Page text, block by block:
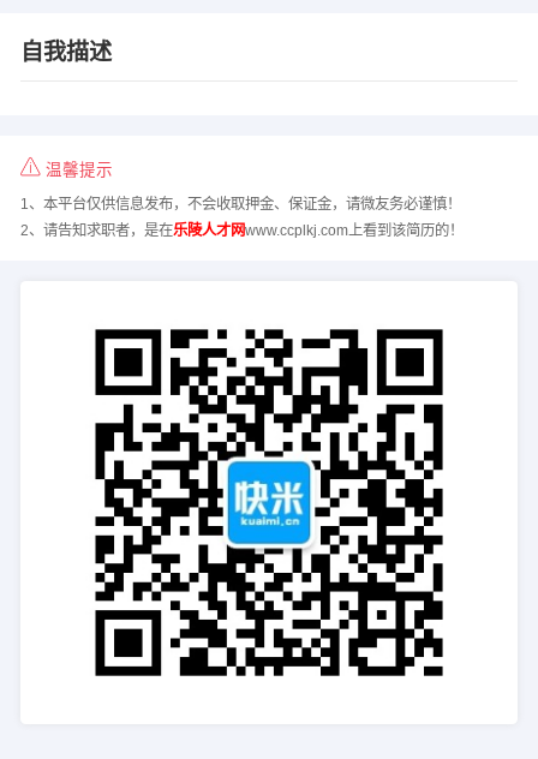
自我描述
温馨提示
1、本平台仅供信息发布，不会收取押金、保证金，请微友务必谨慎！
2、请告知求职者，是在乐陵人才网www.ccplkj.com上看到该简历的！